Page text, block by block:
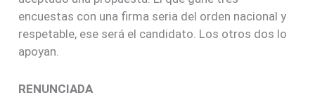
encuestas con una firma seria del orden nacional y
respetable, ese será el candidato. Los otros dos lo
apoyan.
RENUNCIADA